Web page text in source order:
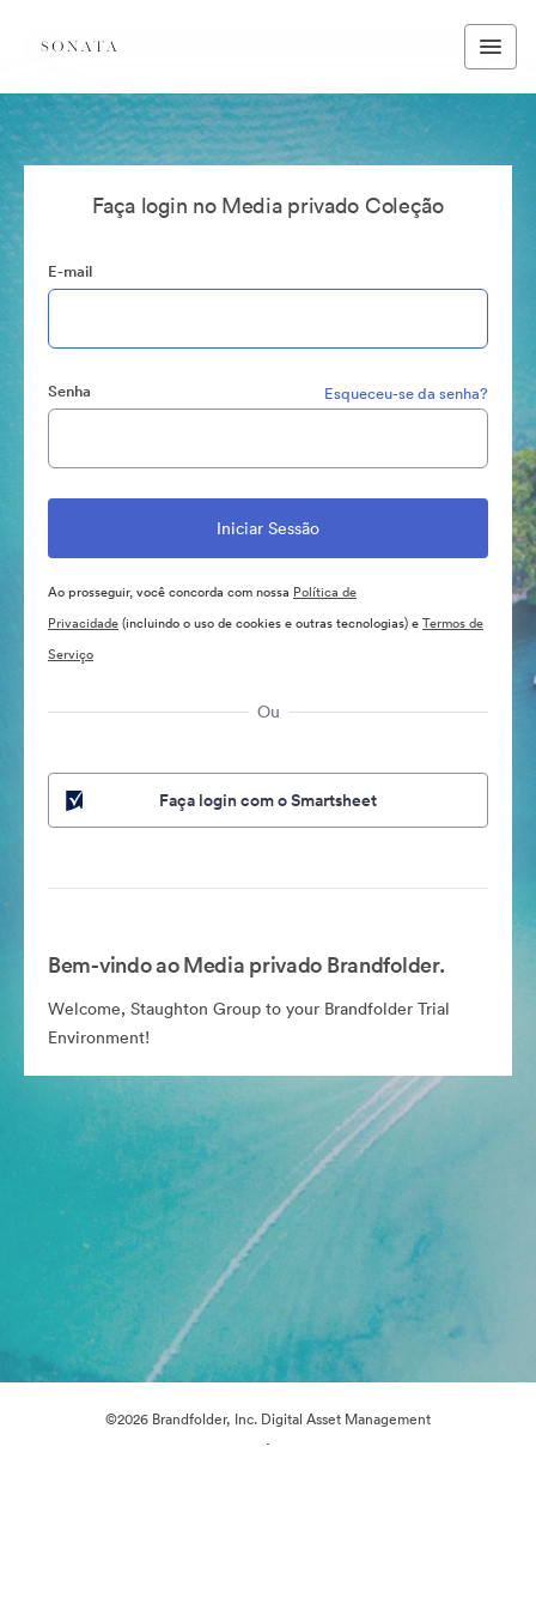
Faça login no Media privado Coleção
E-mail
Senha Esqueceu-se da senha?
Ao prosseguir, você concorda com nossa Política de
Privacidade(incluindo o uso de cookies e outras tecnologias) eTermos de
Serviço
Ou
Faça login com o Smartsheet
Bem-vindo ao Media privado Brandfolder.
Welcome, Staughton Group to your Brandfolder Trial
Environment!
©2026 Brandfolder, Inc. Digital Asset Management
·